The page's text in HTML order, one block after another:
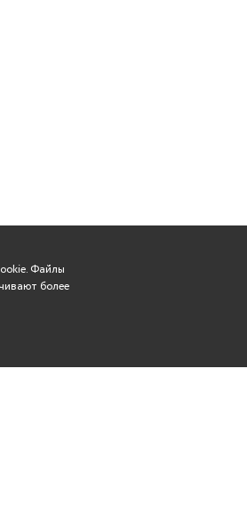
Файлы
более